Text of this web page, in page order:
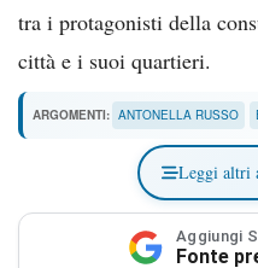
tra i protagonisti della
città e i suoi quartieri.
ARGOMENTI: ANTONELLA RUSSO
Leggi altri
Aggiungi
Fonte